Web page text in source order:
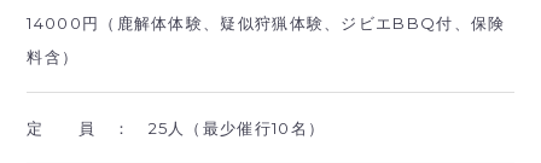
14000円（鹿解体体験、疑似狩猟体験、ジビエBBQ付、保険
料含）
定 員 ： 25人（最少催行10名）